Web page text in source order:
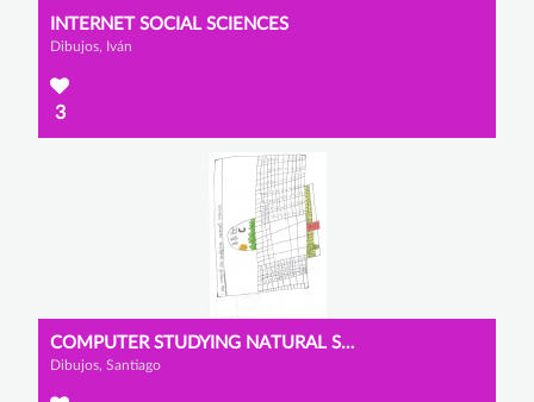
INTERNET SOCIAL SCIENCES
Dibujos, Iván
3
COMPUTER STUDYING NATURAL SCIENCES
Dibujos, Santiago